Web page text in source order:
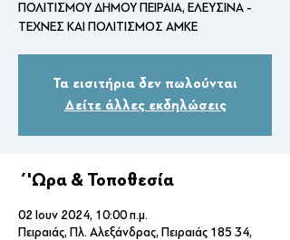
ΠΟΛΙΤΙΣΜΟΥ ΔΗΜΟΥ ΠΕΙΡΑΙΑ, ΕΛΕΥΣΙΝΑ -
ΤΕΧΝΕΣ ΚΑΙ ΠΟΛΙΤΙΣΜΟΣ ΑΜΚΕ
Τα εισιτήρια δεν πωλούνται
Δείτε άλλες εκδηλώσεις
΄'Ωρα & Τοποθεσία
02 Ιουν 2024, 10:00 π.μ.
Πειραιάς, Πλ. Αλεξάνδρας, Πειραιάς 185 34,